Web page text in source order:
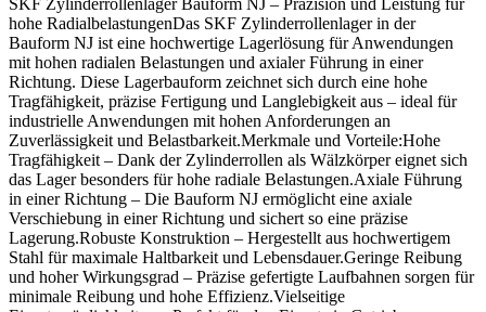
SKF Zylinderrollenlager Bauform NJ – Präzision und Leistung für
hohe RadialbelastungenDas SKF Zylinderrollenlager in der
Bauform NJ ist eine hochwertige Lagerlösung für Anwendungen
mit hohen radialen Belastungen und axialer Führung in einer
Richtung. Diese Lagerbauform zeichnet sich durch eine hohe
Tragfähigkeit, präzise Fertigung und Langlebigkeit aus – ideal für
industrielle Anwendungen mit hohen Anforderungen an
Zuverlässigkeit und Belastbarkeit.Merkmale und Vorteile:Hohe
Tragfähigkeit – Dank der Zylinderrollen als Wälzkörper eignet sich
das Lager besonders für hohe radiale Belastungen.Axiale Führung
in einer Richtung – Die Bauform NJ ermöglicht eine axiale
Verschiebung in einer Richtung und sichert so eine präzise
Lagerung.Robuste Konstruktion – Hergestellt aus hochwertigem
Stahl für maximale Haltbarkeit und Lebensdauer.Geringe Reibung
und hoher Wirkungsgrad – Präzise gefertigte Laufbahnen sorgen für
minimale Reibung und hohe Effizienz.Vielseitige